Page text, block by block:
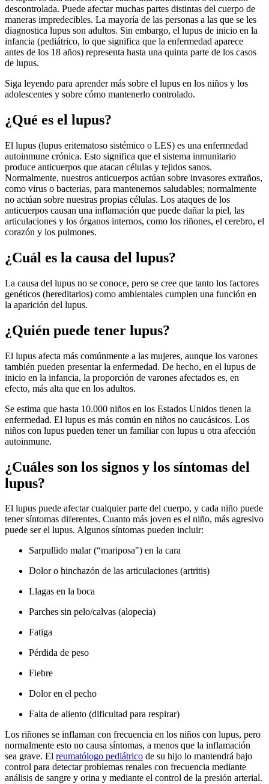
descontrolada. Puede afectar muchas partes distintas del cuerpo de
maneras impredecibles. La mayoría de las personas a las que se les
diagnostica lupus son adultos. Sin embargo, el lupus de inicio en la
infancia (pediátrico, lo que significa que la enfermedad aparece
antes de los 18 años) representa hasta una quinta parte de los casos
de lupus.
Siga leyendo para aprender más sobre el lupus en los niños y los
adolescentes y sobre cómo mantenerlo controlado.
¿Qué es el lupus?
El lupus (lupus eritematoso sistémico o LES) es una enfermedad
autoinmune crónica. Esto significa que el sistema inmunitario
produce anticuerpos que atacan células y tejidos sanos.
Normalmente, nuestros anticuerpos actúan sobre invasores extraños,
como virus o bacterias, para mantenernos saludables; normalmente
no actúan sobre nuestras propias células. Los ataques de los
anticuerpos causan una inflamación que puede dañar la piel, las
articulaciones y los órganos internos, como los riñones, el cerebro, el
corazón y los pulmones.
¿Cuál es la causa del lupus?
La causa del lupus no se conoce, pero se cree que tanto los factores
genéticos (hereditarios) como ambientales cumplen una función en
la aparición del lupus.
¿Quién puede tener lupus?
El lupus afecta más comúnmente a las mujeres, aunque los varones
también pueden presentar la enfermedad. De hecho, en el lupus de
inicio en la infancia, la proporción de varones afectados es, en
efecto, más alta que en los adultos.
Se estima que hasta 10.000 niños en los Estados Unidos tienen la
enfermedad. El lupus es más común en niños no caucásicos. Los
niños con lupus pueden tener un familiar con lupus u otra afección
autoinmune.
¿Cuáles son los signos y los síntomas del
lupus?
El lupus puede afectar cualquier parte del cuerpo, y cada niño puede
tener síntomas diferentes. Cuanto más joven es el niño, más agresivo
puede ser el lupus. Algunos síntomas pueden incluir:
Sarpullido malar (“mariposa") en la cara
Dolor o hinchazón de las articulaciones (artritis)
Llagas en la boca
Parches sin pelo/calvas (alopecia)
Fatiga
Pérdida de peso
Fiebre
Dolor en el pecho
Falta de aliento (dificultad para respirar)
Los riñones se inflaman con frecuencia en los niños con lupus, pero
normalmente esto no causa síntomas, a menos que la inflamación
sea grave. El reumatólogo pediátrico de su hijo lo mantendrá bajo
control para detectar problemas renales con frecuencia mediante
análisis de sangre y orina y mediante el control de la presión arterial.